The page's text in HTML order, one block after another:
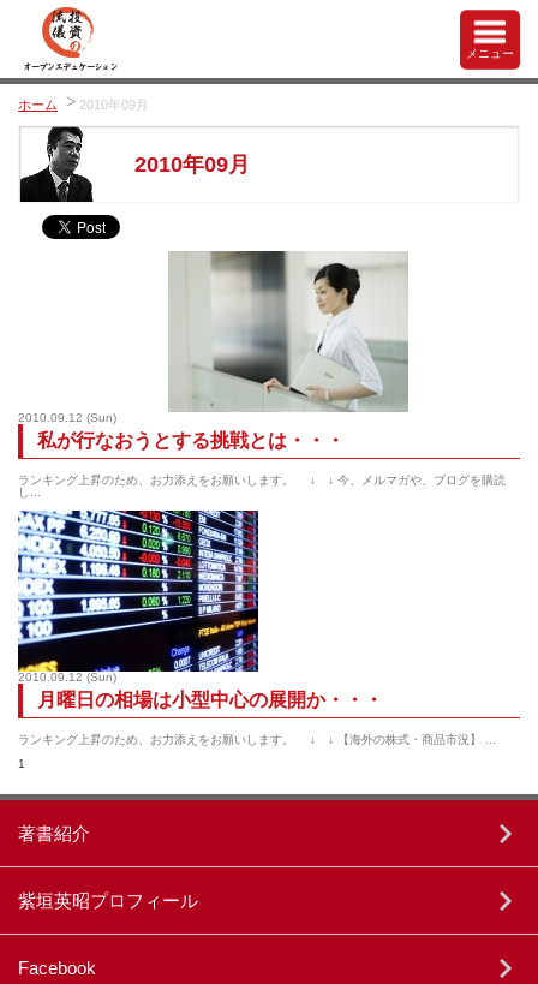
メニュー
ホーム 2010年09月
2010年09月
2010.09.12 (Sun)
私が行なおうとする挑戦とは・・・
ランキング上昇のため、お力添えをお願いします。 ↓ ↓ 今、メルマガや、ブログを購読
し...
2010.09.12 (Sun)
月曜日の相場は小型中心の展開か・・・
ランキング上昇のため、お力添えをお願いします。 ↓ ↓ 【海外の株式・商品市況】 ...
1
著書紹介
紫垣英昭プロフィール
Facebook